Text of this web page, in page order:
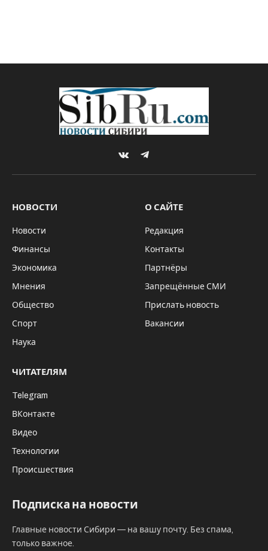
VKontakteTelegram
НОВОСТИ
Новости
Финансы
Экономика
Мнения
Общество
Спорт
Наука
О САЙТЕ
Редакция
Контакты
Партнёры
Запрещённые СМИ
Прислать новость
Вакансии
ЧИТАТЕЛЯМ
Telegram
ВКонтакте
Видео
Технологии
Происшествия
Подписка на новости
Главные новости Сибири — на вашу почту. Без спама,
только важное.